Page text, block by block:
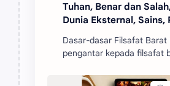
Tuhan, Benar dan
Dunia Eksternal, Sains,
Dasar-dasar Filsafat Barat
pengantar kepada filsafat
mengenal filsafat.